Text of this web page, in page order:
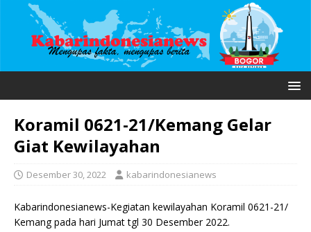
Koramil 0621-21/Kemang Gelar
Giat Kewilayahan
Desember 30, 2022 kabarindonesianews
Kabarindonesianews-Kegiatan kewilayahan Koramil 0621-21/
Kemang pada hari Jumat tgl 30 Desember 2022.